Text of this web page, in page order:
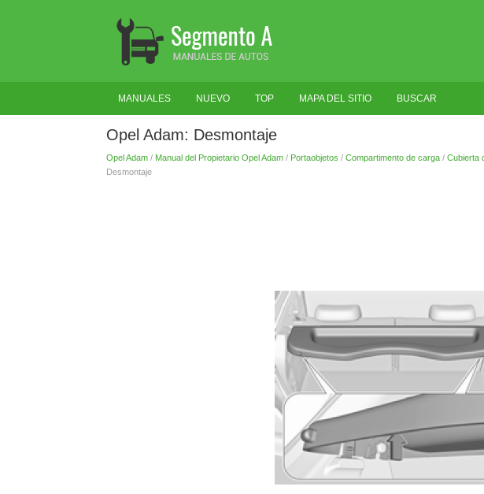
MANUALES NUEVO TOP MAPA DEL SITIO BUSCAR
Opel Adam: Desmontaje
Opel Adam/ Manual del Propietario Opel Adam/ Portaobjetos / Compartimento de carga/ Cubierta
Desmontaje